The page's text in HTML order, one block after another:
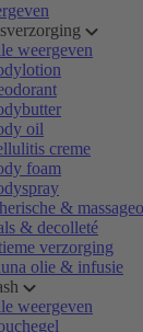
weergeven
oil
creme
foam
&
& decolleté
verzorging
olie & infusie
weergeven